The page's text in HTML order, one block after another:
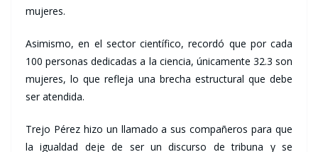
mujeres.
Asimismo, en el sector científico, recordó que por cada
100 personas dedicadas a la ciencia, únicamente 32.3 son
mujeres, lo que refleja una brecha estructural que debe
ser atendida.
Trejo Pérez hizo un llamado a sus compañeros para que
la igualdad deje de ser un discurso de tribuna y se